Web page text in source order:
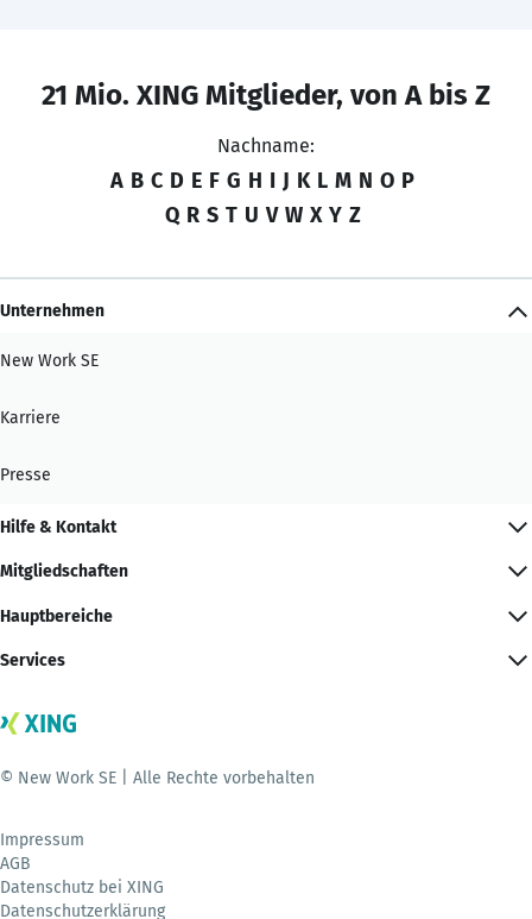
21 Mio. XING Mitglieder, von A bis Z
Nachname:
A B C D E F G H I J K L M N O P
Q R S T U V W X Y Z
Unternehmen
New Work SE
Karriere
Presse
Hilfe & Kontakt
Mitgliedschaften
Hauptbereiche
Services
© New Work SE | Alle Rechte vorbehalten
Impressum
AGB
Datenschutz bei XING
Datenschutzerklärung